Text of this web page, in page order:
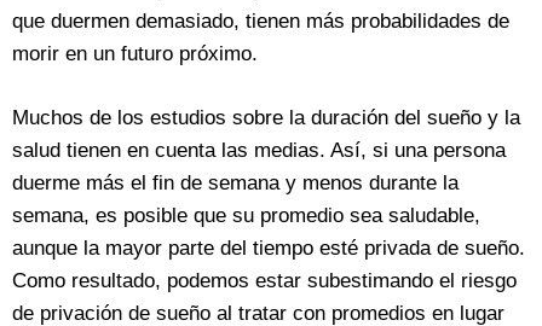
que duermen demasiado, tienen más probabilidades de
morir en un futuro próximo.
Muchos de los estudios sobre la duración del sueño y la
salud tienen en cuenta las medias. Así, si una persona
duerme más el fin de semana y menos durante la
semana, es posible que su promedio sea saludable,
aunque la mayor parte del tiempo esté privada de sueño.
Como resultado, podemos estar subestimando el riesgo
de privación de sueño al tratar con promedios en lugar